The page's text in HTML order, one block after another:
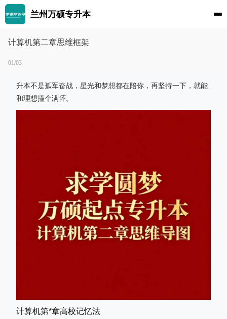
兰州万硕专升本
计算机第二章思维框架
01/03
升本不是孤军奋战，星光和梦想都在陪你，再坚持一下，就能
和理想撞个满怀。
计算机第*章高校记忆法